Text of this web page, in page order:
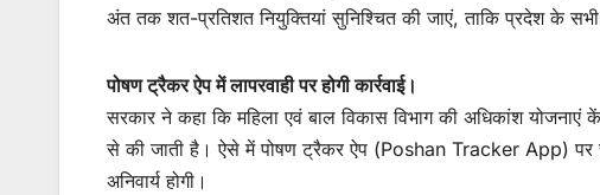
अंत तक शत-प्रतिशत नियुक्तियां सुनिश्चित की जाएं, ताकि प्रदेश के
पोषण ट्रैकर ऐप में लापरवाही पर होगी कार्रवाई।
सरकार ने कहा कि महिला एवं बाल विकास विभाग की अधिकांश योजनाएं
से की जाती है। ऐसे में पोषण ट्रैकर ऐप (Poshan Tracker App) पर
अनिवार्य होगी।